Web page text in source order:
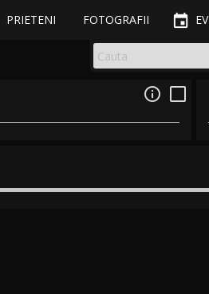
PRIETENI FOTOGRAFII 
